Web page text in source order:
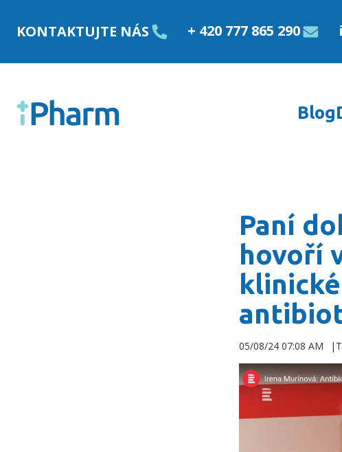
KONTAKTUJTE NÁS + 420 777 865 290
Blog
Paní
hovoří
05/08/24 07:08 AM